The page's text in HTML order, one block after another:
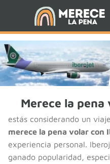
Merece la
estás considerando un
merece la pena volar con
experiencia personal.
ganado popularidad,